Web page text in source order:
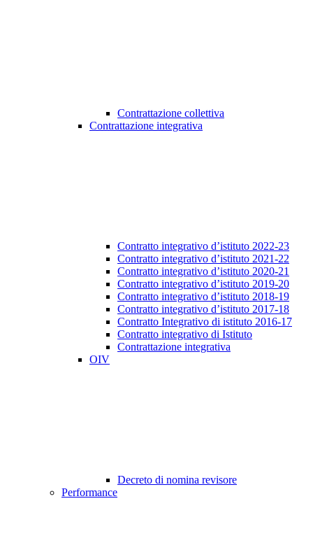
Contrattazione collettiva
Contrattazione integrativa
Contratto integrativo d’istituto 2022-23
Contratto integrativo d’istituto 2021-22
Contratto integrativo d’istituto 2020-21
Contratto integrativo d’istituto 2019-20
Contratto integrativo d’istituto 2018-19
Contratto integrativo d’istituto 2017-18
Contratto Integrativo di istituto 2016-17
Contratto integrativo di Istituto
Contrattazione integrativa
OIV
Decreto di nomina revisore
Performance